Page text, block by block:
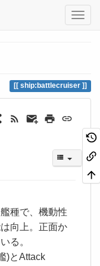
ship:battlecruiser
種で、機動性
向上。正面か
る。
)とAttack